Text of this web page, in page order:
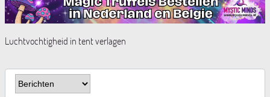
Luchtvochtigheid in tent verlagen